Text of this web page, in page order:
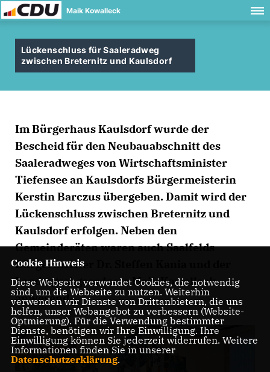
Maik Kowalleck
Lückenschluss für Saaleradweg
zwischen Breternitz und Kaulsdorf
Im Bürgerhaus Kaulsdorf wurde der
Bescheid für den Neubauabschnitt des
Saaleradweges von Wirtschaftsminister
Tiefensee an Kaulsdorfs Bürgermeisterin
Kerstin Barczus übergeben. Damit wird der
Lückenschluss zwischen Breternitz und
Kaulsdorf erfolgen. Neben den
Gemeinderäten waren auch Saalfelds
Bürgermeister Dr. Steffen Kania und der
Landtagsabgeordnete Maik Kowalleck
anwesend.
Cookie Hinweis
Diese Webseite verwendet Cookies, die notwendig
sind, um die Webseite zu nutzen. Weiterhin
verwenden wir Dienste von Drittanbietern, die uns
helfen, unser Webangebot zu verbessern (Website-
Optmierung). Für die Verwendung bestimmter
Dienste, benötigen wir Ihre Einwilligung. Ihre
Einwilligung können Sie jederzeit widerrufen. Weitere
Informationen finden Sie in unserer
Datenschutzerklärung.